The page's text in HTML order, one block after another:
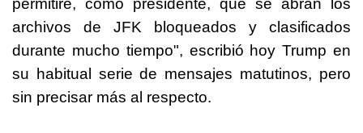
archivos de JFK bloqueados y clasificados
durante mucho tiempo", escribió hoyTrump en
su habitual serie de mensajes matutinos, pero
sin precisar más al respecto.